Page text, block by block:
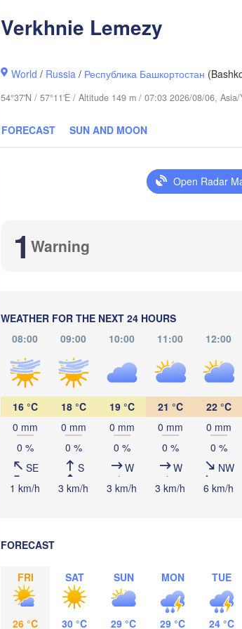
Login
Verkhnie Lemezy
World / Russia / Республика Башкортостан
54°37'N / 57°11'E / Altitude 149 m / 07:03 2026/08/06,
FORECAST SUN AND MOON
Open Radar
1 Warning
WEATHER FOR THE NEXT 24 HOURS
08:00
09:00 10:00 11:00 12:00
16 °C
0 mm
0 %
SE
1 km/h
18 °C
0 mm
0 %
S
3 km/h
19 °C
0 mm
0 %
W
3 km/h
21 °C
0 mm
0 %
W
3 km/h
22 °C
0 mm
0 %
NW
6 km/h
FORECAST
FRI
26 °C
SAT
30 °C
SUN
29 °C
MON
29 °C
TUE
24 °C
Петропавл
(Petropavl)
Көкшетау
(Kökşetaw)